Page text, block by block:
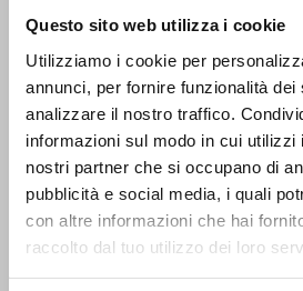
Questo sito web utilizza i cookie
Utilizziamo i cookie per
annunci, per fornire funzionalità dei
analizzare il nostro traffico.
informazioni sul modo in cui utilizzi
nostri partner che si occupano di
pubblicità e social media, i quali
con altre informazioni che hai
raccolto dal tuo utilizzo dei loro
Costa d’Avorio: doppio